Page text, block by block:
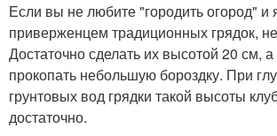
Если вы не любите "городить огород" и
приверженцем традиционных грядок,
Достаточно сделать их высотой 20 см,
прокопать небольшую бороздку. При
грунтовых вод грядки такой высоты
достаточно.